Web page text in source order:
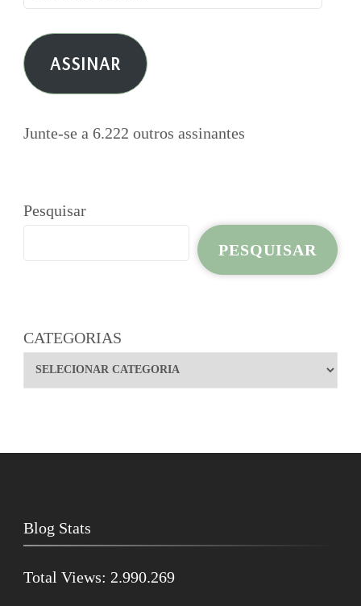
de
e-
mail ASSINAR
Junte-se a 6.222 outros assinantes
Pesquisar
PESQUISAR
CATEGORIAS
Blog Stats
Total Views: 2.990.269